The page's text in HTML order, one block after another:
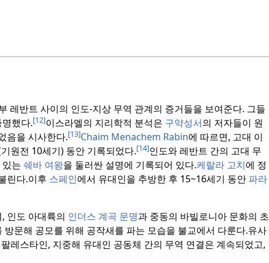
레반트 사이의 인도-지상 무역 관계의 증거들을 보여준다. 그들
했다.[12]이스라엘의 지리학적 분석은 구약성서의 저자들이 원
음을 시사한다.[13]Chaim Menachem Rabin에 따르면, 고대 이
원전 10세기) 동안 기록되었다.[14]인도와 레반트 간의 고대 무
는 쉐바 여왕을 둘러싼 설명에 기록되어 있다.케랄라 고치에 정
린다.이후 스페인에서 유대인을 추방한 후 15~16세기 동안 파라
인도 아대륙의 인더스 계곡 문명과 중동의 바빌로니아 문화의 초
방문해 공모를 위해 공작새를 파는 모습을 불교에서 다룬다.유사
레스타인, 지중해 유대인 공동체 간의 무역 연결은 계속되었고,